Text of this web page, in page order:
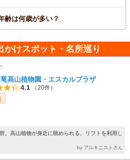
齢は何歳が多い？
かけスポット・名所巡り
高山植物園・エスカルプラザ
4.1
（20件）
。高山植物が身近に眺められる。リフトを利用し
by アルキニストさん